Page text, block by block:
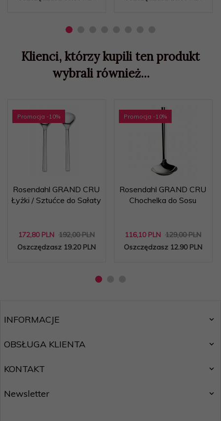
Klienci, którzy kupili ten produkt
wybrali również...
Promocja -10%
Rosendahl GRAND CRU
Łyżki / Sztućce do Sałaty
172,80 PLN 192,00 PLN
Oszczędzasz 19.20 PLN
Promocja -10%
Rosendahl GRAND CRU
Chochelka do Sosu
116,10 PLN 129,00 PLN
Oszczędzasz 12.90 PLN
INFORMACJE
OBSŁUGA KLIENTA
KONTAKT
Newsletter